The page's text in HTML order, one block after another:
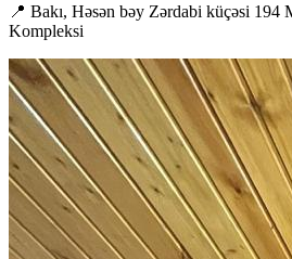
📍 Bakı, Həsən bəy Zərdabi küçəsi 194
Kompleksi